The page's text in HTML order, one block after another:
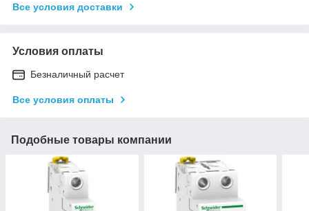
Все условия доставки
Условия оплаты
Безналичный расчет
Все условия оплаты
Подобные товары компании